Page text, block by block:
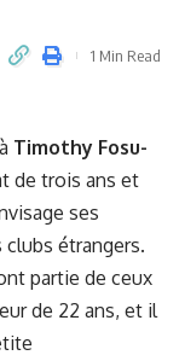
1 Min Read
Timothy Fosu-
de trois ans et
ses
étrangers.
partie de ceux
de 22 ans, et il